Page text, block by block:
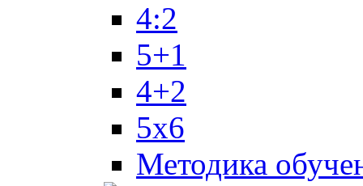
4:2
5+1
4+2
5x6
Методика